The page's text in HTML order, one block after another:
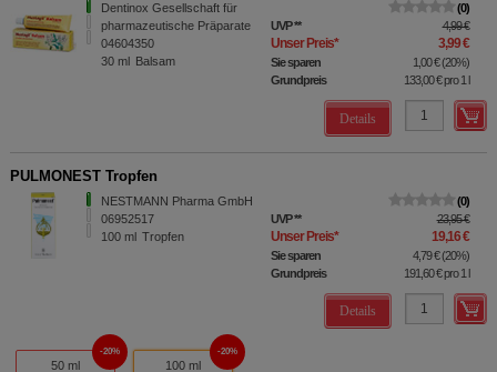
Dentinox Gesellschaft für
pharmazeutische Präparate
04604350
30 ml Balsam
0
UVP** 4,99 €
Unser Preis* 3,99 €
Sie sparen 1,00 €(20%)
Grundpreis
133,00 €pro 1 l
Details
PULMONEST Tropfen
NESTMANN Pharma GmbH
06952517
100 ml Tropfen
0
UVP** 23,95 €
Unser Preis* 19,16 €
Sie sparen 4,79 €(20%)
Grundpreis
191,60 €pro 1 l
Details
50 ml
20%
100 ml
20%